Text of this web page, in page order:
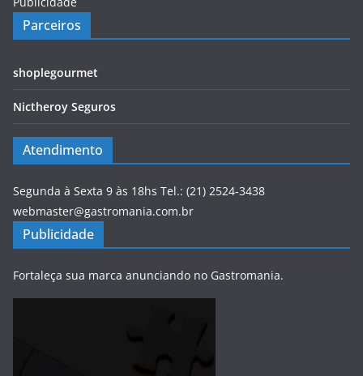
Parceiros
shoplegourmet
Nictheroy Seguros
Atendimento
Segunda à Sexta 9 às 18hs Tel.: (21) 2524-3438
webmaster@gastromania.com.br
Publicidade
Fortaleça sua marca anunciando no Gastromania.